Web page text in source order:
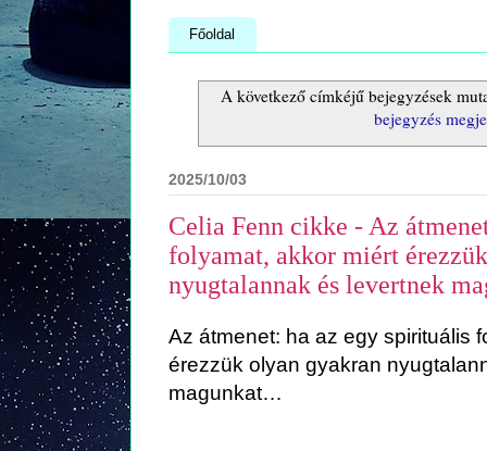
Főoldal
A következő címkéjű bejegyzések
bejegyzés
2025/10/03
Celia Fenn cikke - Az
folyamat, akkor miért
nyugtalannak és levertnek
Az átmenet: ha az egy spirituális
érezzük olyan gyakran
magunkat…